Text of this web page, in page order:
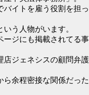
バイトを雇う役割を担っ
う人物がいます。
ージにも掲載されてる事
店ジェネシスの顧問弁護
ら余程密接な関係だった